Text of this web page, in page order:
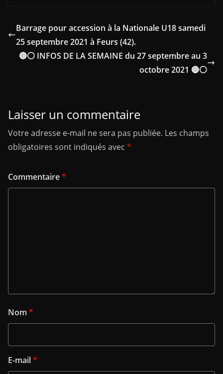
Barrage pour accession à la Nationale U18 samedi
25 septembre 2021 à Feurs (42).
🔴⚪ INFOS DE LA SEMAINE du 27 septembre au 3
octobre 2021 🔴⚪
Laisser un commentaire
Votre adresse e-mail ne sera pas publiée. Les champs
obligatoires sont indiqués avec *
Commentaire*
Nom *
E-mail*